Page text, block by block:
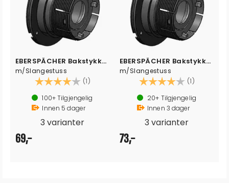
EBERSPÄCHER Bakstykke for dyse - 75mm
m/Slangestuss
Karakter: (1) 4.0 av 5 mulige
100+Tilgjengelig
Innen 5 dager
3 varianter
69,-
EBERSPÄCHER Bakstykke for dyse - 90mm
m/Slangestuss
Karakter: (1)
20+ Tilgjengelig
Innen 3 dager
3 varianter
73,-